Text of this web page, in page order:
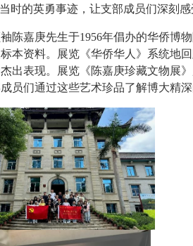
时的英勇事迹，让支部成员们深刻感
陈嘉庚先生于1956年倡办的华侨博
本资料。展览《华侨华人》系统地
出表现。展览《陈嘉庚珍藏文物展
员们通过这些艺术珍品了解博大精深